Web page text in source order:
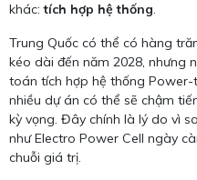
khác:tích hợp hệ thống.
Trung Quốc có thể có hàng
kéo dài đến năm 2028, nhưng
toán tích hợp hệ thống
nhiều dự án có thể sẽ chậm
kỳ vọng. Đây chính là lý do vì
như Electro Power Cell ngày
chuỗi giá trị.